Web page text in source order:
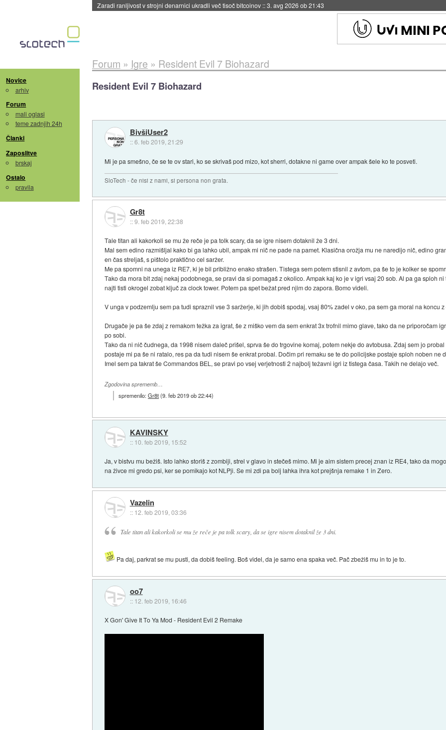
Zaradi ranljivost v strojni denarnici ukradli več tisoč bitcoinov ::3. avg 2026 ob 21:43
Novice
arhiv
Forum
mali oglasi
teme zadnjih 24h
Članki
Zaposlitve
brskaj
Ostalo
pravila
Forum » Igre » Resident Evil 7 Biohazard
Resident Evil 7 Biohazard
BivšiUser2
::6. feb 2019, 21:29
Mi je pa smešno, če se te ov stari, ko se skrivaš pod mizo, kot sherri, dotakne ni game over ampak šele ko te posveti.
SloTech - če nisi z nami, si persona non grata.
Gr8t
::9. feb 2019, 22:38
Tale titan ali kakorkoli se mu že reče je pa tolk scary, da se igre nisem dotaknil že 3 dni.
Mal sem edino razmišljal kako bi ga lahko ubil, ampak mi nič ne pade na pamet. Klasična orožja mu ne naredijo nič, edino
en čas streljaš, s pištolo praktično cel saržer.
Me pa spomni na unega iz RE7, ki je bil približno enako strašen. Tistega sem potem stisnil z avtom, pa še to je kolker se
Tako da mora bit zdaj nekaj podobnega, se pravi da si pomagaš z okolico. Ampak kaj ko je v igri vsaj 20 sob. Al pa ga sploh
najti tisti okrogel zobat ključ za clock tower. Potem pa spet bežat pred njim do zapora. Bomo videli.
V unga v podzemlju sem pa tudi spraznil vse 3 saržerje, ki jih dobiš spodaj, vsaj 80% zadel v oko, pa sem ga moral na koncu
Drugače je pa še zdaj z remakom težka za igrat, še z miško vem da sem enkrat 3x trofnil mimo glave, tako da ne priporočam
po sobi.
Tako da ni nič čudnega, da 1998 nisem daleč prišel, sprva še do trgovine komaj, potem nekje do avtobusa. Zdaj sem jo
postaje mi pa še ni ratalo, res pa da tudi nisem še enkrat probal. Dočim pri remaku se te do policijske postaje sploh noben ne
Imel sem pa takrat še Commandos BEL, se pravi po vsej verjetnosti 2 najbolj težavni igri iz tistega časa. Takih ne delajo več.
Zgodovina sprememb…
spremenilo:Gr8t(9. feb 2019 ob 22:44)
KAVINSKY
:: 10. feb 2019, 15:52
Ja, v bistvu mu bežiš. Isto lahko storiš z zombiji, strel v glavo in stečeš mimo. Mi je aim sistem precej znan iz RE4, tako da
na živce mi gredo psi, ker se pomikajo kot NLPji. Se mi zdi pa bolj lahka ihra kot prejšnja remake 1 in Zero.
Vazelin
:: 12. feb 2019, 03:36
Tale titan ali kakorkoli se mu že reče je pa tolk scary, da se igre nisem dotaknil že 3 dni.
Pa daj, parkrat se mu pusti, da dobiš feeling. Boš videl, da je samo ena spaka več. Pač zbežiš mu in to je to.
oo7
:: 12. feb 2019, 16:46
X Gon' Give It To Ya Mod - Resident Evil 2 Remake